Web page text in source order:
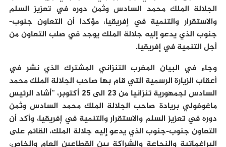
الجلالة الملك محمد السادس وثمن دوره في تعزيز السلم
والاستقرار والتنمية في إفريقيا، مؤكدا أن التعاون جنوب-
جنوب الذي يدعو إليه جلالة الملك يوجد في صلب التعاون من
أجل التنمية في إفريقيا.
وجاء في البيان المغرب التنزاني المشترك الذي نشر في
أعقاب الزيارة الرسمية التي قام بها صاحب الجلالة الملك محمد
السادس لجمهورية تنزانيا من 23 الى 25 أكتوبر، “أشاد الرئيس
ماغوفولي بريادة صاحب الجلالة الملك محمد السادس وثمن
دوره في تعزيز السلم والاستقرار والتنمية في إفريقيا، وأكد أن
التعاون جنوب-جنوب الذي يدعو إليه جلالة الملك، القائم على
البراغماتية والنجاعة والشراكة بين القطاعين العام والخاص،